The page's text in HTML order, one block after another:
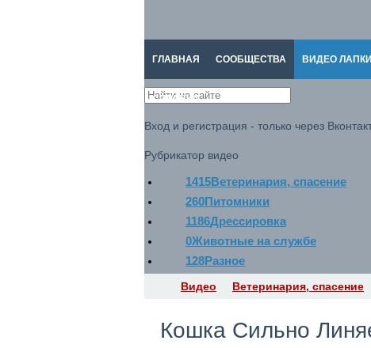
ГЛАВНАЯ СООБЩЕСТВА ВИДЕО
СПРАВКА
Вход и регистрация - только через
Рубрикатор видео
1415Ветеринария, спасение
260Питомники
1186Дрессировка
0Животные на службе
128Разное
Видео Ветеринария, спасение
Кошка Сильно